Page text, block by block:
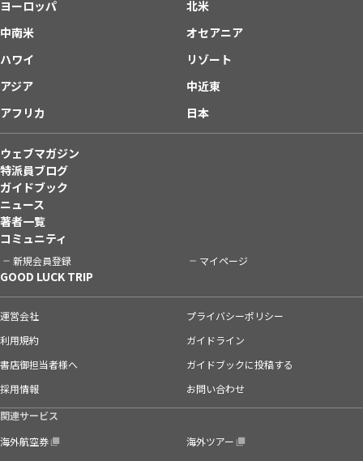
ヨーロッパ
北米
中南米
オセアニア
ハワイ
リゾート
アジア
中近東
アフリカ
日本
ウェブマガジン
特派員ブログ
ガイドブック
ニュース
著者一覧
コミュニティ
新規会員登録 マイページ
GOOD LUCK TRIP
運営会社
プライバシーポリシー
利用規約
ガイドライン
書店御担当者様へ
ガイドブックに投稿する
採用情報
お問い合わせ
関連サービス
海外航空券
海外ツアー